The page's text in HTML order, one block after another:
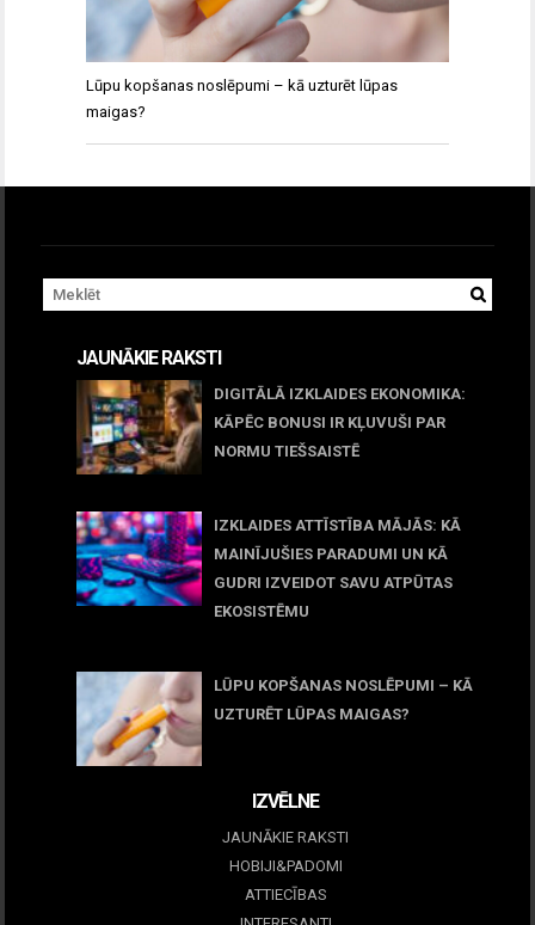
Lūpu kopšanas noslēpumi – kā uzturēt lūpas
maigas?
JAUNĀKIE RAKSTI
DIGITĀLĀ IZKLAIDES EKONOMIKA:
KĀPĒC BONUSI IR KĻUVUŠI PAR
NORMU TIEŠSAISTĒ
IZKLAIDES ATTĪSTĪBA MĀJĀS: KĀ
MAINĪJUŠIES PARADUMI UN KĀ
GUDRI IZVEIDOT SAVU ATPŪTAS
EKOSISTĒMU
LŪPU KOPŠANAS NOSLĒPUMI – KĀ
UZTURĒT LŪPAS MAIGAS?
IZVĒLNE
JAUNĀKIE RAKSTI
HOBIJI&PADOMI
ATTIECĪBAS